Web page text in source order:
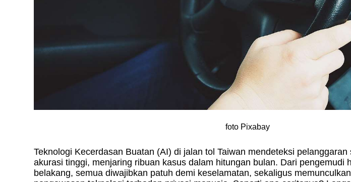
foto Pixabay
Teknologi Kecerdasan Buatan (AI) di jalan tol Taiwan mendeteksi
akurasi tinggi, menjaring ribuan kasus dalam hitungan bulan. Dari pengemudi
belakang, semua diwajibkan patuh demi keselamatan, sekaligus